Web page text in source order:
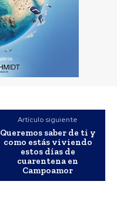
Artículo siguiente
Queremos saber de ti y
como estás viviendo
estos días de
cuarentena en
Campoamor